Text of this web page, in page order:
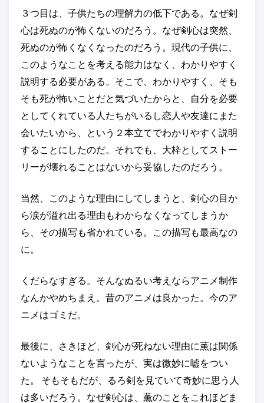
３つ目は、子供たちの理解力の低下である。なぜ剣
心は死ぬのが怖くないのだろう。なぜ剣心は突然、
死ぬのが怖くなくなったのだろう。現代の子供に、
このようなことを考える能力はなく、わかりやすく
説明する必要がある。そこで、わかりやすく、そも
そも死が怖いことだと気づいたからと、自分を必要
としてくれている人たちがいるし恋人や友達にまた
会いたいから、という２本立てでわかりやすく説明
することにしたのだ。それでも、大枠としてストー
リーが壊れることはないから妥協したのだろう。
当然、このような理由にしてしまうと、剣心の目か
ら涙が溢れ出る理由もわからなくなってしまうか
ら、その描写も省かれている。この描写も最高なの
に。
くだらなすぎる。そんなぬるい考えならアニメ制作
なんかやめちまえ。昔のアニメは良かった。今のア
ニメはゴミだ。
最後に、さきほど、剣心が死ねない理由に薫は関係
ないようなことを言ったが、実は微妙に嘘をつい
た。 そもそもだが、るろ剣を見ていて奇妙に思う人
は多いだろう。なぜ剣心は、薫のことをこれほどま